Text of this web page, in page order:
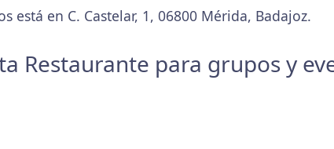
está en C. Castelar, 1, 06800 Mérida, Badajoz.
Restaurante para grupos y